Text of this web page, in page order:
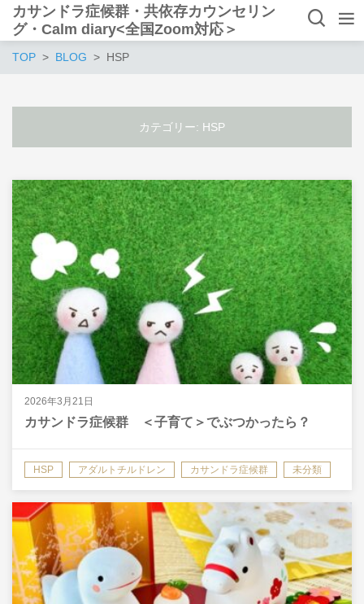
カサンドラ症候群・共依存カウンセリン
グ・Calm diary<全国Zoom対応＞
TOP BLOG HSP
カテゴリー: HSP
2026年3月21日
カサンドラ症候群 ＜子育て＞でぶつかったら？
HSP アダルトチルドレン カサンドラ症候群 未分類